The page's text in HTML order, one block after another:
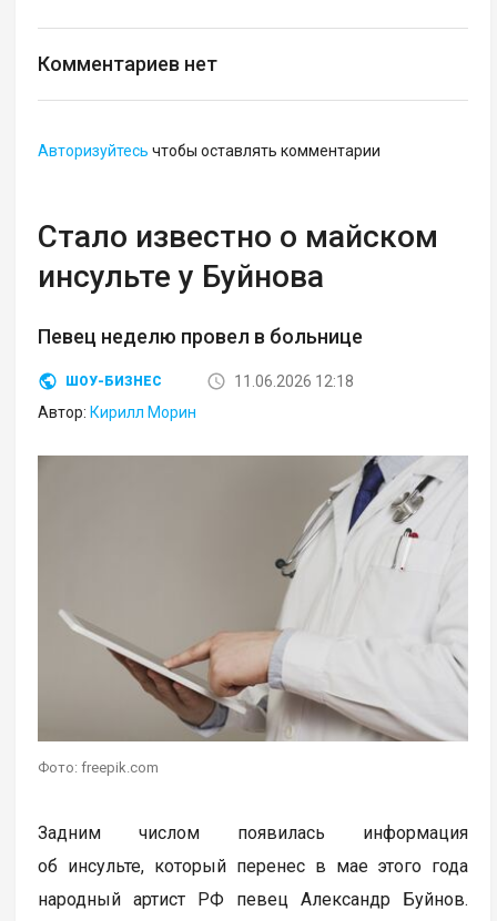
Комментариев нет
Авторизуйтесь чтобы оставлять комментарии
Стало известно о майском
инсульте у Буйнова
Певец неделю провел в больнице
ШОУ-БИЗНЕС
11.06.2026 12:18
Автор: Кирилл Морин
Фото: freepik.com
Задним числом появилась информация
об инсульте, который перенес в мае этого года
народный артист РФ певец Александр Буйнов.